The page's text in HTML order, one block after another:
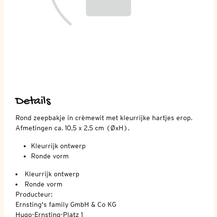
Details
Rond zeepbakje in crèmewit met kleurrijke hartjes erop.
Afmetingen ca. 10,5 x 2,5 cm (ØxH).
Kleurrijk ontwerp
Ronde vorm
Kleurrijk ontwerp
Ronde vorm
Producteur:
Ernsting's family GmbH & Co KG
Hugo-Ernsting-Platz 1